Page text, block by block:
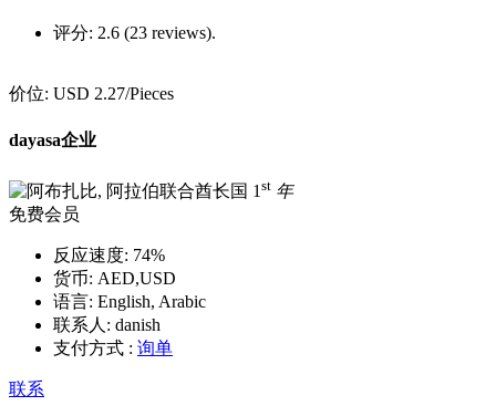
评分: 2.6 (23 reviews).
价位: USD 2.27/Pieces
dayasa企业
1 st 年
免费会员
反应速度: 74%
货币: AED,USD
语言: English, Arabic
联系人: danish
支付方式 : 询单
联系